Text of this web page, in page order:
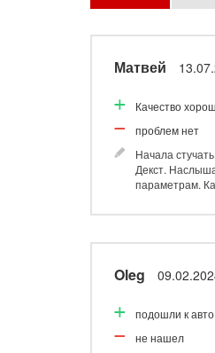
Матвей
Качество
проблем нет
Начала
Декст.
параметрам.
Oleg
подошли к
не нашел